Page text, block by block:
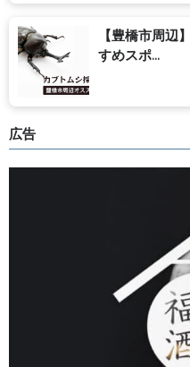
【豊橋市周辺
すめスポ...
広告